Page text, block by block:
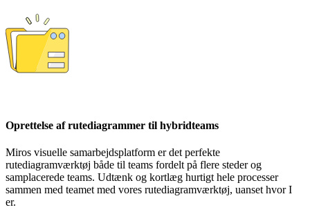
Oprettelse af rutediagrammer til hybridteams
Miros visuelle samarbejdsplatform er det perfekte
rutediagramværktøj både til teams fordelt på flere steder og
samplacerede teams. Udtænk og kortlæg hurtigt hele processer
sammen med teamet med vores rutediagramværktøj, uanset hvor I
er.